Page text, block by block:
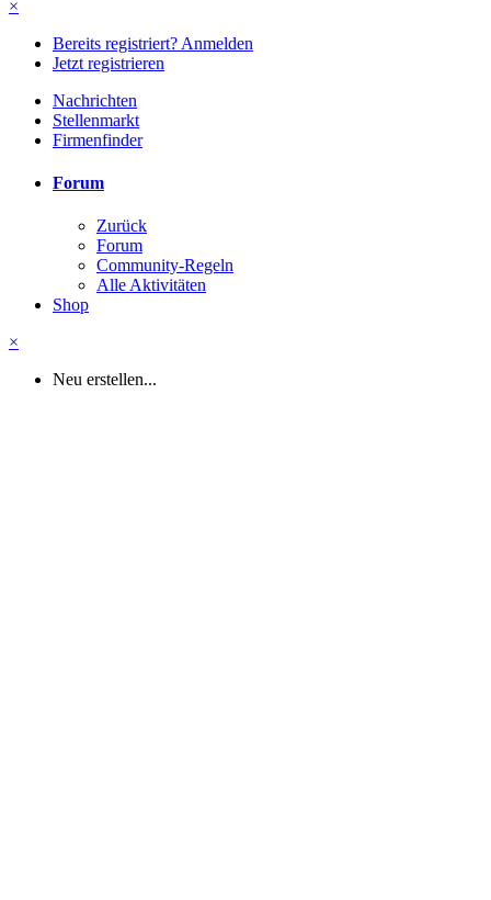
×
Bereits registriert? Anmelden
Jetzt registrieren
Nachrichten
Stellenmarkt
Firmenfinder
Forum
Zurück
Forum
Community-Regeln
Alle Aktivitäten
Shop
×
Neu erstellen...